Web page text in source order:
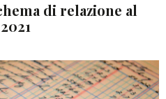
di relazione al